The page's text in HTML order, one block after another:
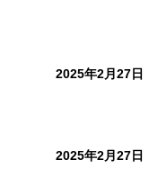
2025年2月27日
2025年2月27日